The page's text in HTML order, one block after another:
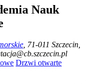
Nauk
, 71-011 Szczecin,
Drzwi otwarte